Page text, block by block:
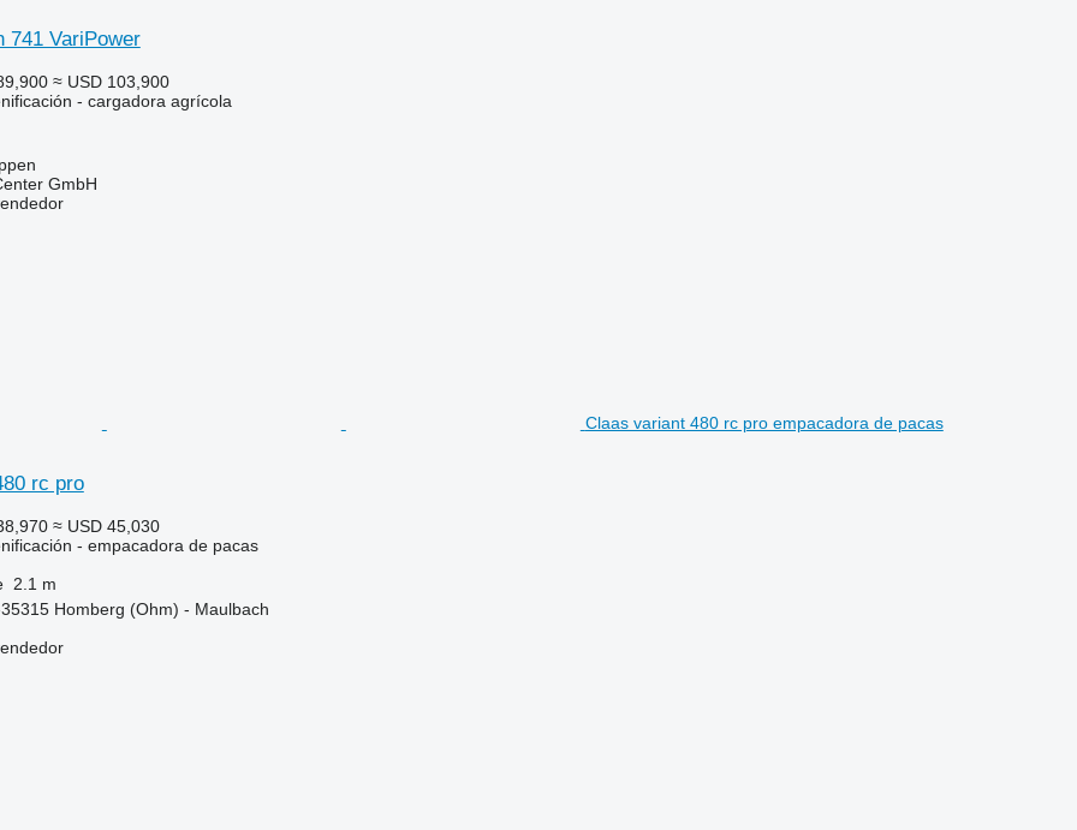
741 VariPower
≈ USD 103,900
- cargadora agrícola
GmbH
Claas variant 480 rc pro empacadora de pacas
rc pro
≈ USD 45,030
- empacadora de pacas
2.1 m
Homberg (Ohm) - Maulbach